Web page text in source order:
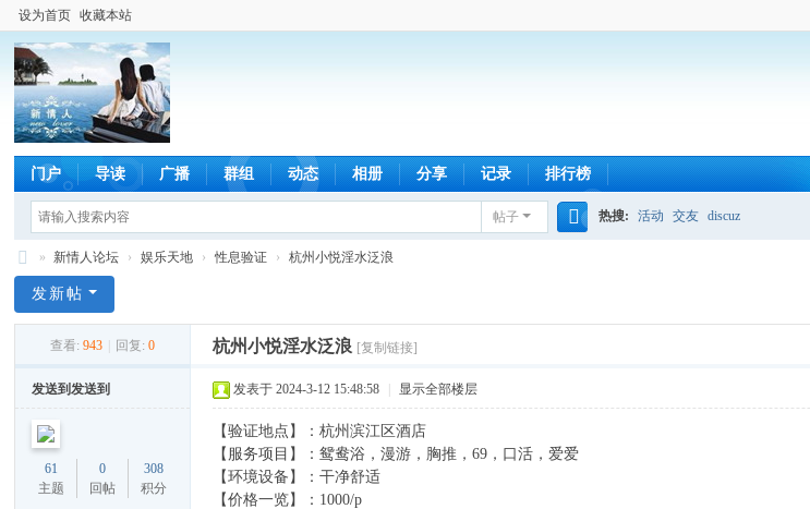
设为首页 收藏本站
门户 导读 广播 群组 动态 相册 分享 记录 排行榜
帖子 热搜: 活动 交友 discuz
情
» 新情人论坛 › 娱乐天地 › 性息验证 › 杭州小悦淫水泛浪
发新帖
查看: 943 回复: 0 杭州小悦淫水泛浪 [复制链接]
发送到发送到
61
主题
0
回帖
308
积分
发表于 2024-3-12 15:48:58 显示全部楼层
【验证地点】：杭州滨江区酒店
【服务项目】：鸳鸯浴，漫游，胸推，69，口活，爱爱
【环境设备】：干净舒适
【价格一览】：1000/p